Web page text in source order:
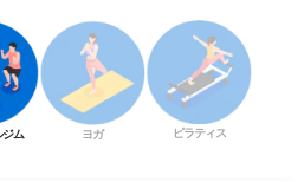
ム ヨガ ピラティス